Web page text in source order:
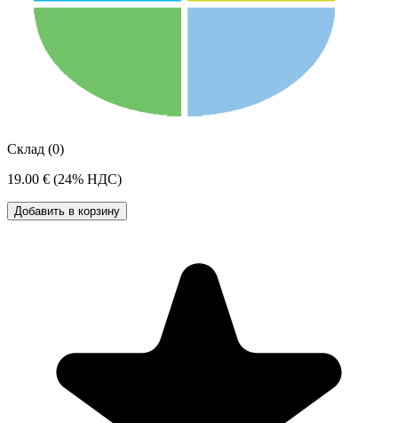
Склад (0)
19.00 € (24% НДС)
Добавить в корзину